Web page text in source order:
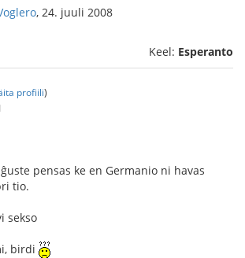
, 24. juuli 2008
Keel: Esperanto
profiili)
pensas ke en Germanio ni havas
tio.
sekso
birdi